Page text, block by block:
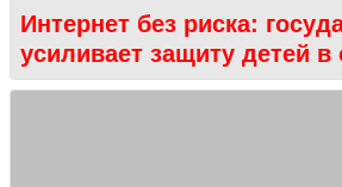
Интернет без риска:
усиливает защиту детей в